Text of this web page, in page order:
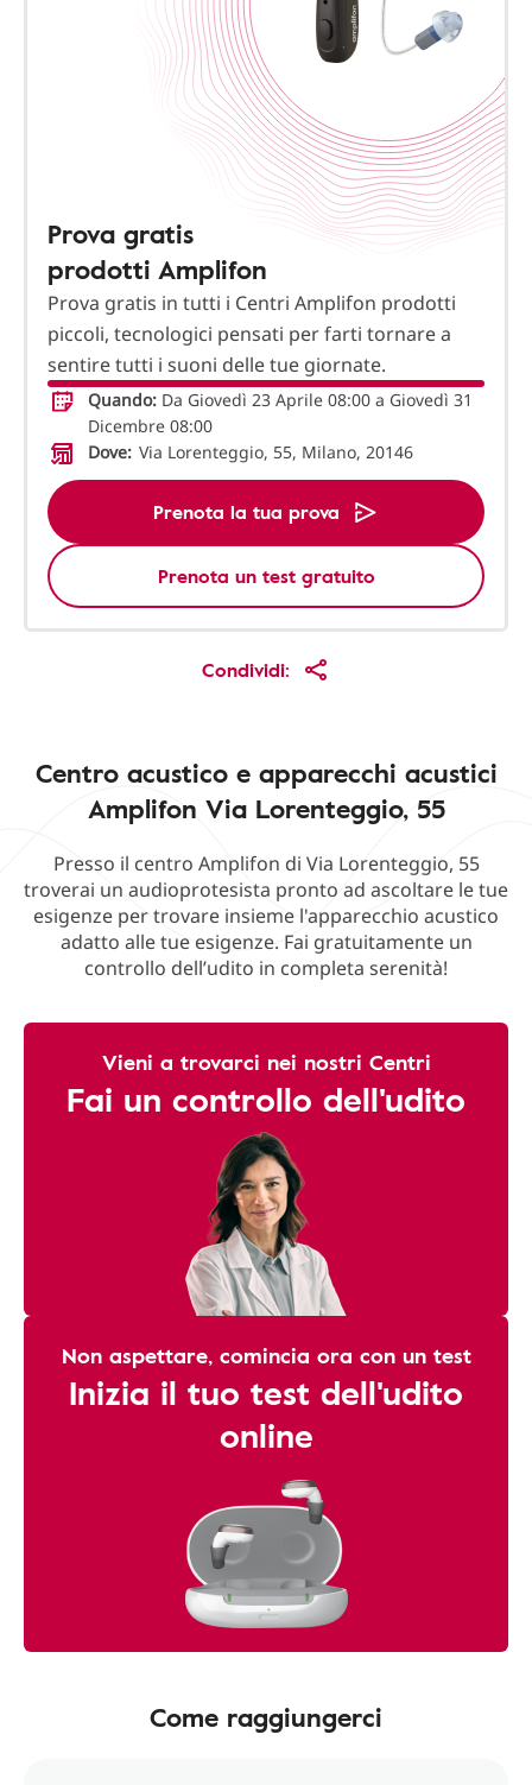
Prova gratis
prodotti Amplifon
Prova gratis in tutti i Centri Amplifon prodotti
piccoli, tecnologici pensati per farti tornare a
sentire tutti i suoni delle tue giornate.
Quando: Da Giovedì 23 Aprile 08:00 a Giovedì 31
Dicembre 08:00
Dove: Via Lorenteggio, 55, Milano, 20146
Prenota la tua prova
Prenota un test gratuito
Condividi:
Centro acustico e apparecchi acustici
Amplifon Via Lorenteggio, 55
Presso il centro Amplifon di Via Lorenteggio, 55
troverai un audioprotesista pronto ad ascoltare le tue
esigenze per trovare insieme l'apparecchio acustico
adatto alle tue esigenze. Fai gratuitamente un
controllo dell’udito in completa serenità!
Vieni a trovarci nei nostri Centri
Fai un controllo dell'udito
Non aspettare, comincia ora con un test
Inizia il tuo test dell'udito
online
Come raggiungerci